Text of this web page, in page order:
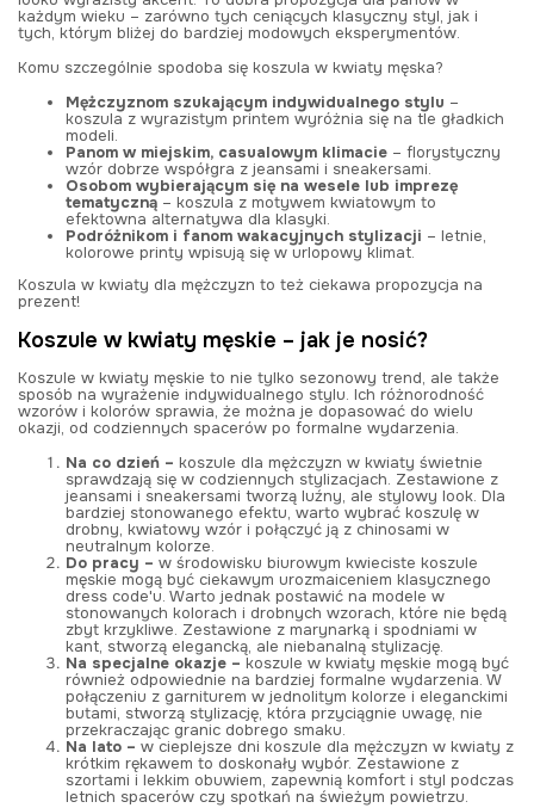
każdym wieku – zarówno tych ceniących klasyczny styl, jak i
tych, którym bliżej do bardziej modowych eksperymentów.
Komu szczególnie spodoba się koszula w kwiaty męska?
Mężczyznom szukającym indywidualnego stylu –
koszula z wyrazistym printem wyróżnia się na tle gładkich
modeli.
Panom w miejskim, casualowym klimacie – florystyczny
wzór dobrze współgra z jeansami i sneakersami.
Osobom wybierającym się na wesele lub imprezę
tematyczną – koszula z motywem kwiatowym to
efektowna alternatywa dla klasyki.
Podróżnikom i fanom wakacyjnych stylizacji – letnie,
kolorowe printy wpisują się w urlopowy klimat.
Koszula w kwiaty dla mężczyzn to też ciekawa propozycja na
prezent!
Koszule w kwiaty męskie – jak je nosić?
Koszule w kwiaty męskie to nie tylko sezonowy trend, ale także
sposób na wyrażenie indywidualnego stylu. Ich różnorodność
wzorów i kolorów sprawia, że można je dopasować do wielu
okazji, od codziennych spacerów po formalne wydarzenia.
Na co dzień – koszule dla mężczyzn w kwiaty świetnie
sprawdzają się w codziennych stylizacjach. Zestawione z
jeansami i sneakersami tworzą luźny, ale stylowy look. Dla
bardziej stonowanego efektu, warto wybrać koszulę w
drobny, kwiatowy wzór i połączyć ją z chinosami w
neutralnym kolorze.
Do pracy – w środowisku biurowym kwieciste koszule
męskie mogą być ciekawym urozmaiceniem klasycznego
dress code'u. Warto jednak postawić na modele w
stonowanych kolorach i drobnych wzorach, które nie będą
zbyt krzykliwe. Zestawione z marynarką i spodniami w
kant, stworzą elegancką, ale niebanalną stylizację.
Na specjalne okazje – koszule w kwiaty męskie mogą być
również odpowiednie na bardziej formalne wydarzenia. W
połączeniu z garniturem w jednolitym kolorze i eleganckimi
butami, stworzą stylizację, która przyciągnie uwagę, nie
przekraczając granic dobrego smaku.
Na lato – w cieplejsze dni koszule dla mężczyzn w kwiaty z
krótkim rękawem to doskonały wybór. Zestawione z
szortami i lekkim obuwiem, zapewnią komfort i styl podczas
letnich spacerów czy spotkań na świeżym powietrzu.